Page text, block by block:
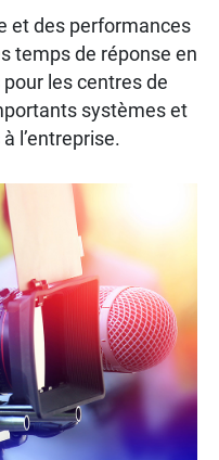
et des performances
temps de réponse en
les centres de
systèmes et
l’entreprise.